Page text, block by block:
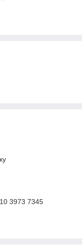
3973 7345